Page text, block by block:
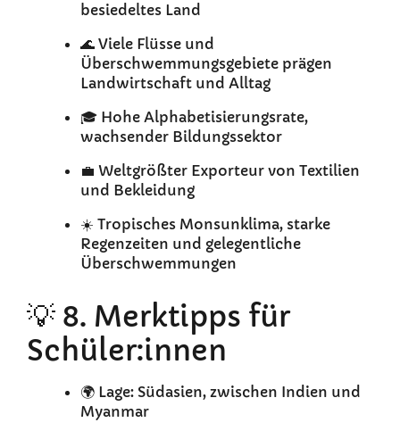
besiedeltes Land
🌊 Viele Flüsse und
Überschwemmungsgebiete prägen
Landwirtschaft und Alltag
🎓 Hohe Alphabetisierungsrate,
wachsender Bildungssektor
💼 Weltgrößter Exporteur von Textilien
und Bekleidung
☀️ Tropisches Monsunklima, starke
Regenzeiten und gelegentliche
Überschwemmungen
💡 8. Merktipps für
Schüler:innen
🌍 Lage: Südasien, zwischen Indien und
Myanmar